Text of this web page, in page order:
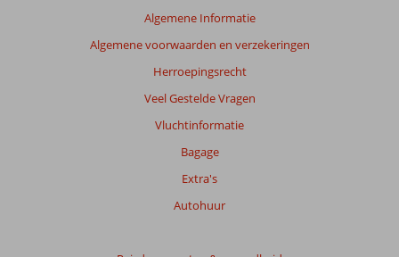
Algemene Informatie
Algemene voorwaarden en verzekeringen
Herroepingsrecht
Veel Gestelde Vragen
Vluchtinformatie
Bagage
Extra's
Autohuur